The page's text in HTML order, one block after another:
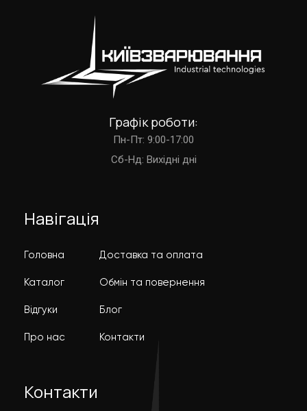
Графік роботи:
Пн-Пт: 9:00-17:00
Cб-Нд: Вихідні дні
Навігація
Головна
Каталог
Відгуки
Про нас
Доставка та оплата
Обмін та повернення
Блог
Контакти
Контакти